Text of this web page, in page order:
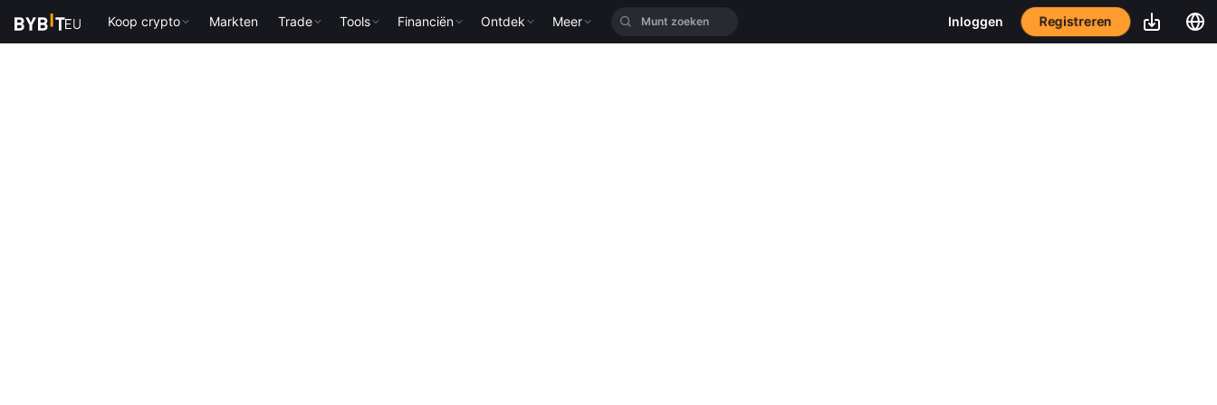
Koop crypto Markten Trade Tools Financiën Ontdek Meer Inloggen Registreren